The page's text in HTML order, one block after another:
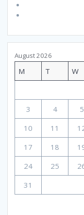
August 2026
M T W
3
4 5
10
11
17
18
24
25
31